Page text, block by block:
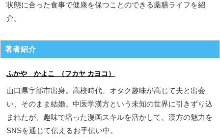
状態に合った食事で健康を保つことのできる薬膳ライフを紹
介。
著者紹介
ふかや かよこ （フカヤ カヨコ）
山口県宇部市出身。高校時代、オタク趣味が高じて夫と出会
い、そのまま結婚。中医学漢方という未知の世界に引きずり込
まれたが、趣味で培った漫画スキルを活かして、漢方の魅力を
SNSを通じて伝えるお手伝い中。